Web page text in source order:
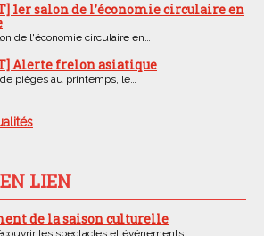
1er salon de l’économie circulaire en
de l'économie circulaire en…
Alerte frelon asiatique
pièges au printemps, le…
LIEN
de la saison culturelle